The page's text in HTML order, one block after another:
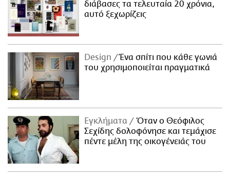
PRINT
διάβασες τα τελευταία 20 χρόνια,
αυτό ξεχωρίζεις
Design
Ένα σπίτι που κάθε γωνιά
του χρησιμοποιείται πραγματικά
Εγκλήματα
Όταν ο Θεόφιλος
Σεχίδης δολοφόνησε και τεμάχισε
πέντε μέλη της οικογένειάς του